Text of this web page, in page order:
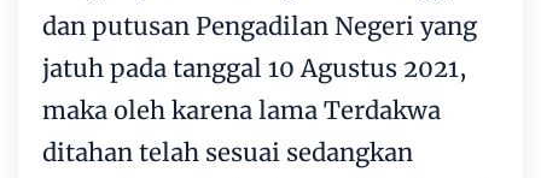
dan putusan Pengadilan Negeri yang
jatuh pada tanggal 10 Agustus 2021,
maka oleh karena lama Terdakwa
ditahan telah sesuai sedangkan